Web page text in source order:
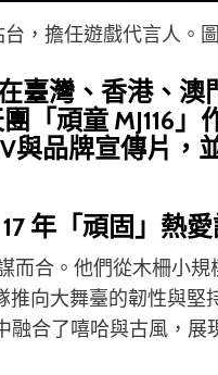
，擔任遊戲代言人。
臺灣、香港、澳
「頑童 MJ116」
與品牌宣傳片，
年「頑固」熱
而合。他們從木柵小
向大舞臺的韌性與堅
合了嘻哈與古風，展